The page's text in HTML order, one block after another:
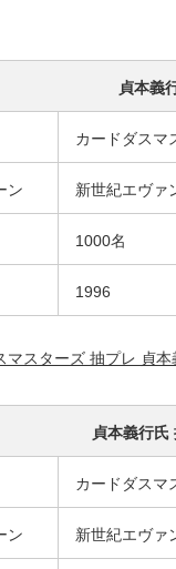
貞本義
カードダスマ
ン 新世紀エヴァ
1000名
1996
貞本義行
カードダスマ
ン 新世紀エヴァ